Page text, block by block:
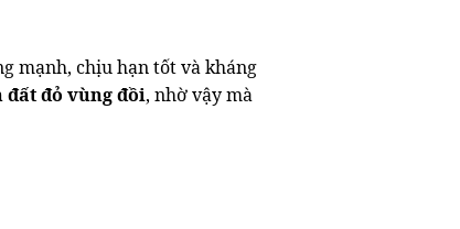
mạnh, chịu hạn tốt và kháng
đất đỏ vùng đồi, nhờ vậy mà